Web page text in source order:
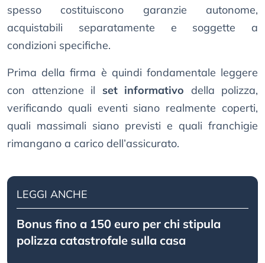
spesso costituiscono garanzie autonome,
acquistabili separatamente e soggette a
condizioni specifiche.
Prima della firma è quindi fondamentale leggere
con attenzione il set informativo della polizza,
verificando quali eventi siano realmente coperti,
quali massimali siano previsti e quali franchigie
rimangano a carico dell’assicurato.
LEGGI ANCHE
Bonus fino a 150 euro per chi stipula
polizza catastrofale sulla casa